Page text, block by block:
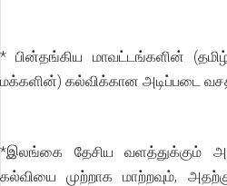
* பின்தங்கிய மாவட்டங்களின்
மக்களின்) கல்விக்கான அடிப்படை
*இலங்கை தேசிய வளத்துக்கும்
கல்வியை முற்றாக மாற்றவும்,